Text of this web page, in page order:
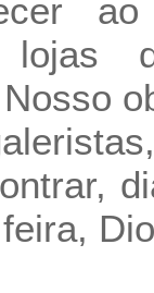
lojas